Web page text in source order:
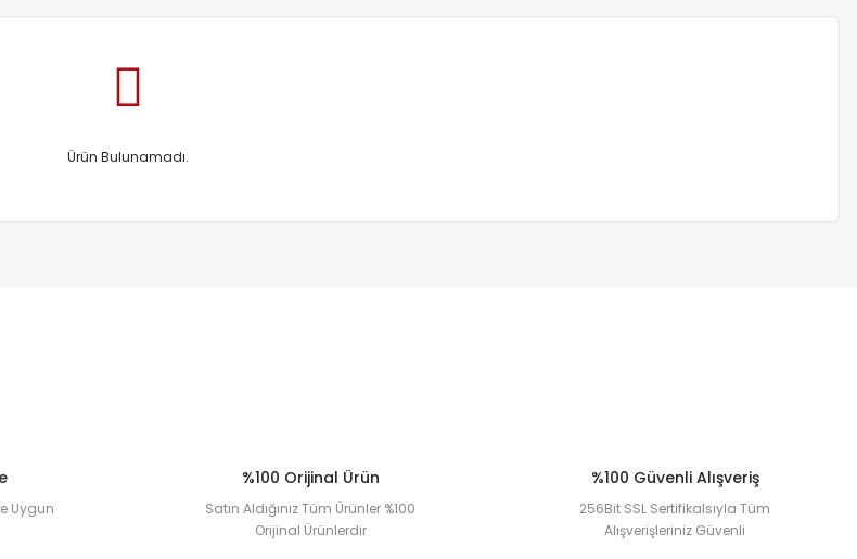
Ürün Bulunamadı.
Uygun
%100 Orijinal Ürün
Satın Aldığınız Tüm Ürünler %100
Orijinal Ürünlerdir
%100 Güvenli Alışveriş
256Bit SSL Sertifikalsıyla Tüm
Alışverişleriniz Güvenli